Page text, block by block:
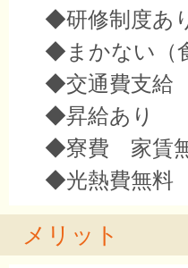
◆研修制度あ
◆まかない（
◆交通費支給
◆昇給あり
◆寮費 家賃
◆光熱費無料
メリット